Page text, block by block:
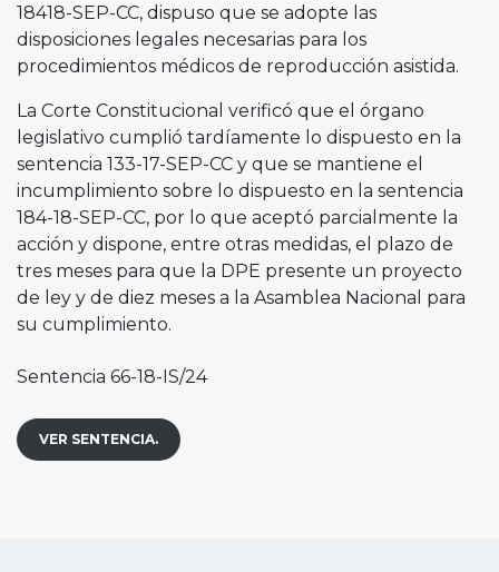
18418-SEP-CC, dispuso que se adopte las
disposiciones legales necesarias para los
procedimientos médicos de reproducción asistida.
La Corte Constitucional verificó que el órgano
legislativo cumplió tardíamente lo dispuesto en la
sentencia 133-17-SEP-CC y que se mantiene el
incumplimiento sobre lo dispuesto en la sentencia
184-18-SEP-CC, por lo que aceptó parcialmente la
acción y dispone, entre otras medidas, el plazo de
tres meses para que la DPE presente un proyecto
de ley y de diez meses a la Asamblea Nacional para
su cumplimiento.
Sentencia 66-18-IS/24
VER SENTENCIA.